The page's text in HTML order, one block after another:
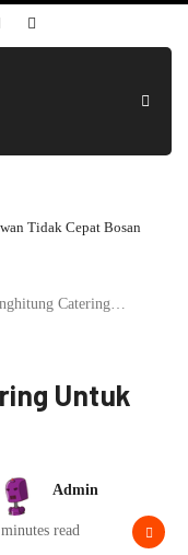
Cepat Bosan
Catering…
Untuk
Admin
read